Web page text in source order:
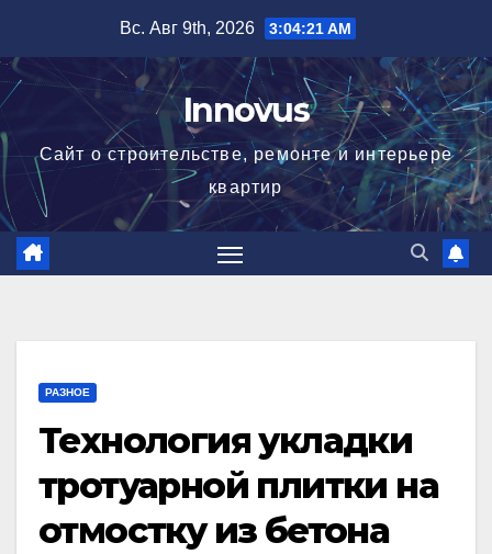
содержимому
Вс. Авг 9th, 2026 3:04:22 AM
Innovus
Сайт о строительстве, ремонте и интерьере
квартир
РАЗНОЕ
Технология укладки
тротуарной плитки на
отмостку из бетона